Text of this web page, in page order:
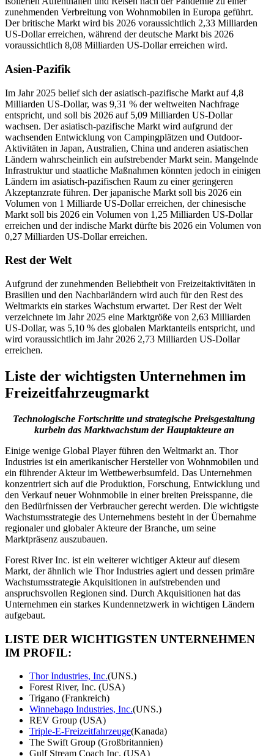
zunehmenden Verbreitung von Wohnmobilen in Europa geführt.
Der britische Markt wird bis 2026 voraussichtlich 2,33 Milliarden
US-Dollar erreichen, während der deutsche Markt bis 2026
voraussichtlich 8,08 Milliarden US-Dollar erreichen wird.
Asien-Pazifik
Im Jahr 2025 belief sich der asiatisch-pazifische Markt auf 4,8
Milliarden US-Dollar, was 9,31 % der weltweiten Nachfrage
entspricht, und soll bis 2026 auf 5,09 Milliarden US-Dollar
wachsen. Der asiatisch-pazifische Markt wird aufgrund der
wachsenden Entwicklung von Campingplätzen und Outdoor-
Aktivitäten in Japan, Australien, China und anderen asiatischen
Ländern wahrscheinlich ein aufstrebender Markt sein. Mangelnde
Infrastruktur und staatliche Maßnahmen könnten jedoch in einigen
Ländern im asiatisch-pazifischen Raum zu einer geringeren
Akzeptanzrate führen. Der japanische Markt soll bis 2026 ein
Volumen von 1 Milliarde US-Dollar erreichen, der chinesische
Markt soll bis 2026 ein Volumen von 1,25 Milliarden US-Dollar
erreichen und der indische Markt dürfte bis 2026 ein Volumen von
0,27 Milliarden US-Dollar erreichen.
Rest der Welt
Aufgrund der zunehmenden Beliebtheit von Freizeitaktivitäten in
Brasilien und den Nachbarländern wird auch für den Rest des
Weltmarkts ein starkes Wachstum erwartet. Der Rest der Welt
verzeichnete im Jahr 2025 eine Marktgröße von 2,63 Milliarden
US-Dollar, was 5,10 % des globalen Marktanteils entspricht, und
wird voraussichtlich im Jahr 2026 2,73 Milliarden US-Dollar
erreichen.
Liste der wichtigsten Unternehmen im
Freizeitfahrzeugmarkt
Technologische Fortschritte und strategische Preisgestaltung
kurbeln das Marktwachstum der Hauptakteure an
Einige wenige Global Player führen den Weltmarkt an. Thor
Industries ist ein amerikanischer Hersteller von Wohnmobilen und
ein führender Akteur im Wettbewerbsumfeld. Das Unternehmen
konzentriert sich auf die Produktion, Forschung, Entwicklung und
den Verkauf neuer Wohnmobile in einer breiten Preisspanne, die
den Bedürfnissen der Verbraucher gerecht werden. Die wichtigste
Wachstumsstrategie des Unternehmens besteht in der Übernahme
regionaler und globaler Akteure der Branche, um seine
Marktpräsenz auszubauen.
Forest River Inc. ist ein weiterer wichtiger Akteur auf diesem
Markt, der ähnlich wie Thor Industries agiert und dessen primäre
Wachstumsstrategie Akquisitionen in aufstrebenden und
anspruchsvollen Regionen sind. Durch Akquisitionen hat das
Unternehmen ein starkes Kundennetzwerk in wichtigen Ländern
aufgebaut.
LISTE DER WICHTIGSTEN UNTERNEHMEN
IM PROFIL:
Thor Industries, Inc.(UNS.)
Forest River, Inc. (USA)
Trigano (Frankreich)
Winnebago Industries, Inc.(UNS.)
REV Group (USA)
Triple-E-Freizeitfahrzeuge(Kanada)
The Swift Group (Großbritannien)
Gulf Stream Coach Inc. (USA)